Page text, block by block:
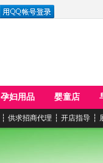
孕妇用品 婴童店
┆ 供求招商代理 ┆ 开店指导 ┆